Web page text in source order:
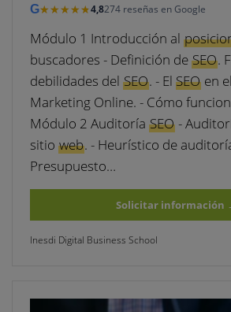
G★★★★★
★★★★★4,8274 reseñas en Google
Módulo 1 Introducción al
buscadores - Definición de SEO.
debilidades del SEO. - El SEO en
Marketing Online. - Cómo
Módulo 2 Auditoría SEO-
sitio web. - Heurístico de
Presupuesto…
Solicitar información
Inesdi Digital Business School